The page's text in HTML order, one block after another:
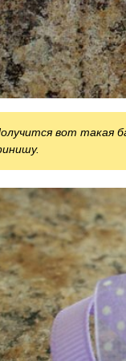
вот такая